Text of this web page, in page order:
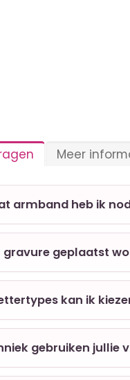
armband heb ik
gravure geplaatst
kan ik
gebruiken jullie
Meer